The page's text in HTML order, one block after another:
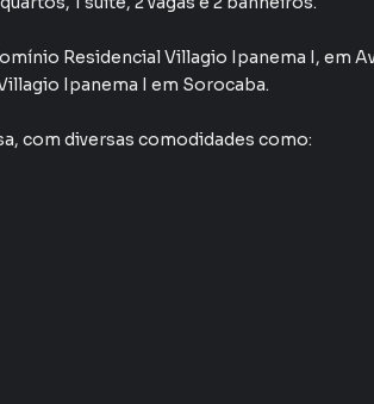
Residencial Villagio Ipanema I, em
Ipanema I em Sorocaba.
, com diversas comodidades como: